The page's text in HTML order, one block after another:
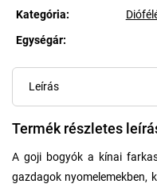
Kategória:
Egységár:
Leírás
Termék részletes
A goji bogyók a kínai
gazdagok nyomelemekben,